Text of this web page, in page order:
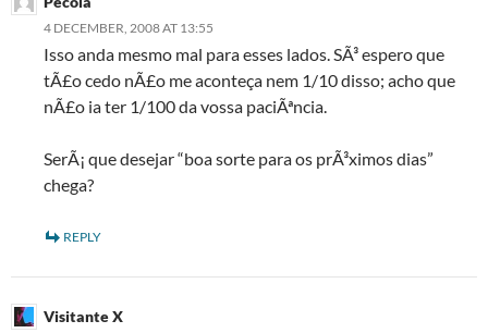
4 DECEMBER, 2008 AT 13:55
Isso anda mesmo mal para esses lados. SÃ³ espero que
tÃ£o cedo nÃ£o me aconteça nem 1/10 disso; acho que
nÃ£o ia ter 1/100 da vossa paciÃªncia.
SerÃ¡ que desejar “boa sorte para os prÃ³ximos dias”
chega?
REPLY
Visitante X